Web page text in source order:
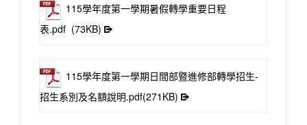
115學年度第一學期暑假轉學重要日程
表.pdf (73KB)
115學年度第一學期日間部暨進修部轉學招生-
招生系別及名額說明.pdf(271KB)